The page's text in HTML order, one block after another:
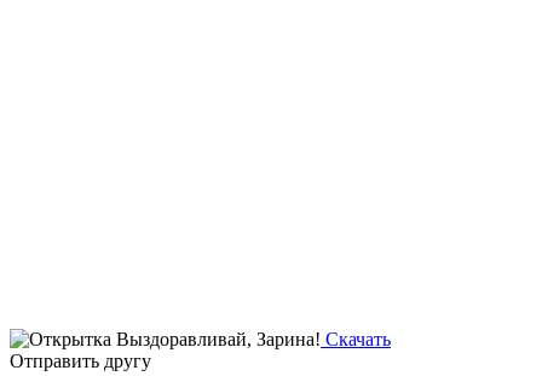
Скачать
Отправить другу